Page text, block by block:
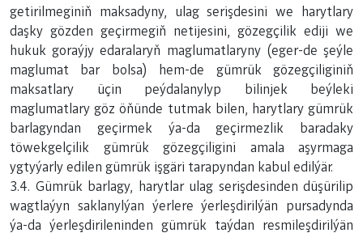
getirilmeginiň maksadyny, ulag serişdesini we harytlary
daşky gözden geçirmegiň netijesini, gözegçilik ediji we
hukuk goraýjy edaralaryň maglumatlaryny (eger-de şeýle
maglumat bar bolsa) hem-de gümrük gözegçiliginiň
maksatlary üçin peýdalanylyp bilinjek beýleki
maglumatlary göz öňünde tutmak bilen, harytlary gümrük
barlagyndan geçirmek ýa-da geçirmezlik baradaky
töwekgelçilik gümrük gözegçiligini amala aşyrmaga
ygtyýarly edilen gümrük işgäri tarapyndan kabul edilýär.
3.4. Gümrük barlagy, harytlar ulag serişdesinden düşürilip
wagtlaýyn saklanylýan ýerlere ýerleşdirilýän pursadynda
ýa-da ýerleşdirileninden gümrük taýdan resmileşdirilýän